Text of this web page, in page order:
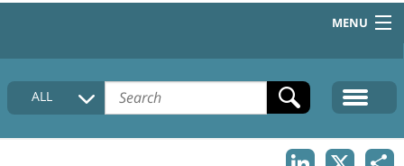
MENU
HOME
COLLECTIONS DESCRIPTION
ALL